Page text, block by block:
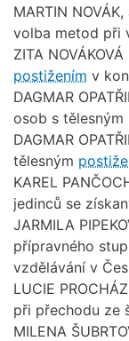
MARTIN
volba metod při
ZITA
postižením v
DAGMAR
osob s tělesným
DAGMAR
tělesným
KAREL
jedinců se
JARMILA
přípravného
vzdělávání v
LUCIE
při přechodu ze
MILENA